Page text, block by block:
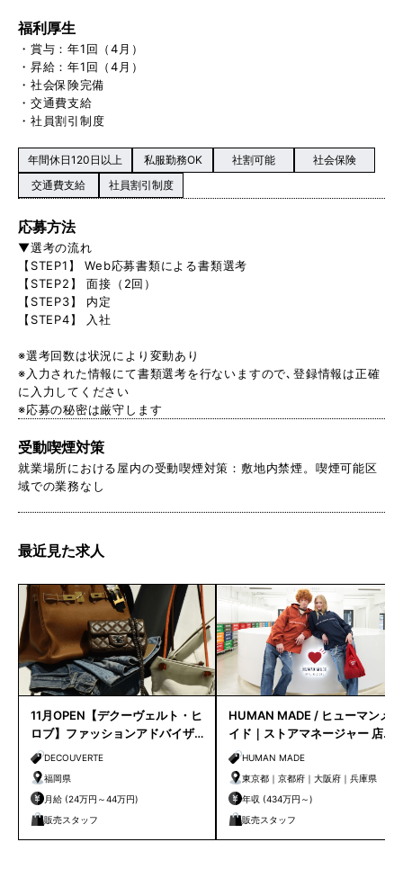
福利厚生
・賞与：年1回（4月）
・昇給：年1回（4月）
・社会保険完備
・交通費支給
・社員割引制度
年間休日120日以上 私服勤務OK 社割可能
社会保険
交通費支給
社員割引制度
応募方法
▼選考の流れ
【STEP1】 Web応募書類による書類選考
【STEP2】 面接（2回）
【STEP3】 内定
【STEP4】 入社
※選考回数は状況により変動あり
※入力された情報にて書類選考を行ないますので､登録情報は正確
に入力してください
※応募の秘密は厳守します
受動喫煙対策
就業場所における屋内の受動喫煙対策：敷地内禁煙。喫煙可能区
域での業務なし
最近見た求人
11月OPEN【デクーヴェルト・ヒ
ロブ】ファッションアドバイザ
ー｜天神店
DECOUVERTE
福岡県
月給 (24万円～44万円)
販売スタッフ
HUMAN MADE / ヒューマンメ
イド｜ストアマネージャー 店長
候補HUMAN MADE
東京都｜京都府｜大阪府｜兵庫県
年収 (434万円～)
販売スタッフ